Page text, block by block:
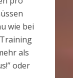
wie bei
als
oder